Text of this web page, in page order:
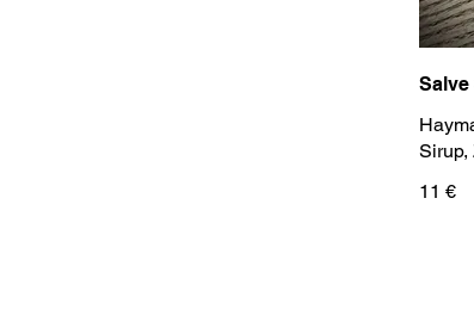
Sirup,
11 €